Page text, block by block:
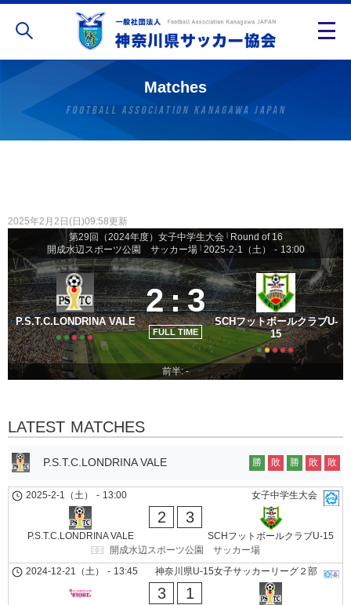
Matches
2025年2月2日(日)09:58更新
第29回（2024年度）女子中学生大会
Round of 16
開成水辺スポーツ公園 サッカー場
2025-2-1（土） - 13:00
P.S.T.C.LONDRINA VALE
2:3
FULL TIME
SCHフットボールクラブU-
15
前半: -
LATEST MATCHES
P.S.T.C.LONDRINA VALE 勝 敗 勝 敗 敗
女子中学生大会
2025-2-1（土） - 13:00
P.S.T.C.LONDRINA VALE
2 3
SCHフットボールクラブU-15
開成水辺スポーツ公園 サッカー場
神奈川県U-15女子サッカーリーグ２部
2024-12-21（土） - 13:45
3 1